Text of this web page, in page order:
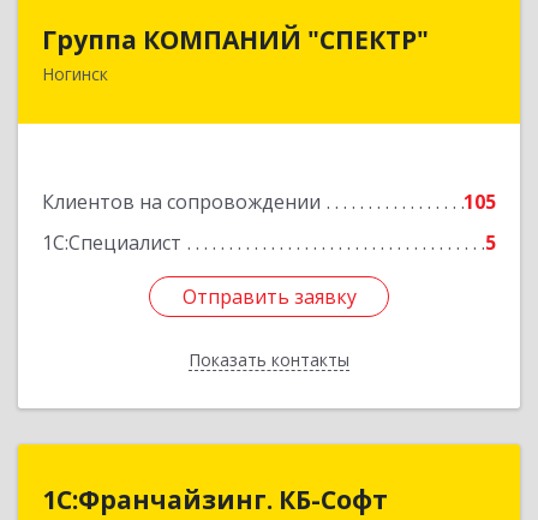
Группа КОМПАНИЙ "СПЕКТР"
Ногинск
Клиентов на сопровождении
105
1С:Специалист
5
Отправить заявку
Показать контакты
Группа КОМПАНИЙ "СПЕКТР"
142400, Московская обл, г.о.Богородский,
Отправить заявку
Назад
1С:Франчайзинг. КБ-Софт
1С:Франчайзинг. КБ-Софт